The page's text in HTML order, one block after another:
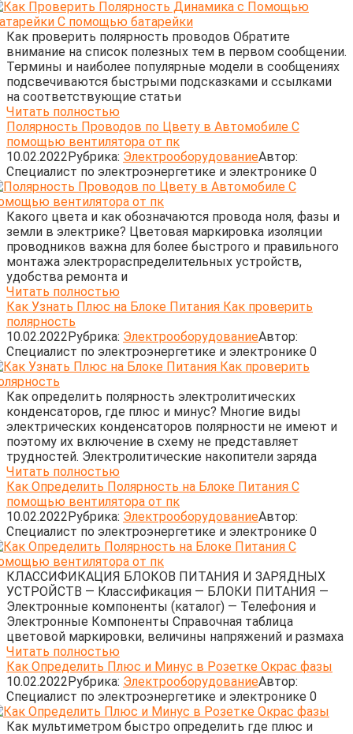
Как проверить полярность проводов Обратите
внимание на список полезных тем в первом сообщении.
Термины и наиболее популярные модели в сообщениях
подсвечиваются быстрыми подсказками и ссылками
на соответствующие статьи
Читать полностью
Полярность Проводов по Цвету в Автомобиле С
помощью вентилятора от пк
10.02.2022Рубрика: ЭлектрооборудованиеАвтор:
Cпециалист по электроэнергетике и электронике 0
Какого цвета и как обозначаются провода ноля, фазы и
земли в электрике? Цветовая маркировка изоляции
проводников важна для более быстрого и правильного
монтажа электрораспределительных устройств,
удобства ремонта и
Читать полностью
Как Узнать Плюс на Блоке Питания Как проверить
полярность
10.02.2022Рубрика: ЭлектрооборудованиеАвтор:
Cпециалист по электроэнергетике и электронике 0
Как определить полярность электролитических
конденсаторов, где плюс и минус? Многие виды
электрических конденсаторов полярности не имеют и
поэтому их включение в схему не представляет
трудностей. Электролитические накопители заряда
Читать полностью
Как Определить Полярность на Блоке Питания С
помощью вентилятора от пк
10.02.2022Рубрика: ЭлектрооборудованиеАвтор:
Cпециалист по электроэнергетике и электронике 0
КЛАССИФИКАЦИЯ БЛОКОВ ПИТАНИЯ И ЗАРЯДНЫХ
УСТРОЙСТВ — Классификация — БЛОКИ ПИТАНИЯ —
Электронные компоненты (каталог) — Телефония и
Электронные Компоненты Справочная таблица
цветовой маркировки, величины напряжений и размаха
Читать полностью
Как Определить Плюс и Минус в Розетке Окрас фазы
10.02.2022Рубрика: ЭлектрооборудованиеАвтор:
Cпециалист по электроэнергетике и электронике 0
Как мультиметром быстро определить где плюс и